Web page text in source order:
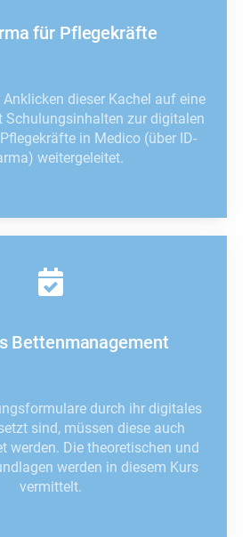
für Pflegekräfte
dieser Kachel auf eine
Schulungsinhalten zur digitalen
in Medico (über ID-
weitergeleitet.
Bettenmanagement
durch ihr digitales
sind, müssen diese auch
werden. Die theoretischen und
werden in diesem Kurs
vermittelt.